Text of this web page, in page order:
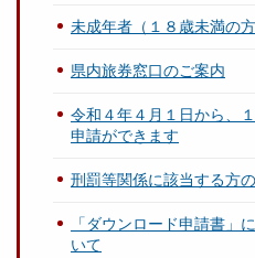
未成年者（１８歳未満の
県内旅券窓口のご案内
令和４年４月１日から、
申請ができます
刑罰等関係に該当する方
「ダウンロード申請書」
いて